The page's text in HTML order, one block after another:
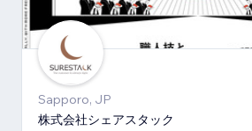
Sapporo, JP
株式会社シェアスタック